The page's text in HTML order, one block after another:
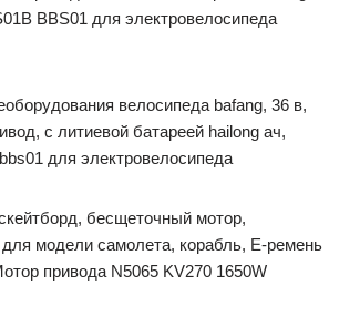
велосипеда bafang, 36 в,
с литиевой батареей hailong ач,
для электровелосипеда